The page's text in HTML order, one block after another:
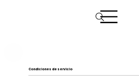
Condiciones de servicio